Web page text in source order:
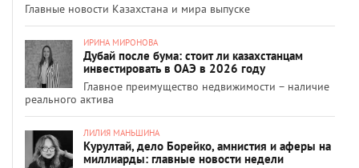
Главные новости Казахстана и мира выпуске
ИРИНА МИРОНОВА
Дубай после бума: стоит ли казахстанцам
инвестировать в ОАЭ в 2026 году
Главное преимущество недвижимости – наличие
реального актива
ЛИЛИЯ МАНЬШИНА
Курултай, дело Борейко, амнистия и аферы на
миллиарды: главные новости недели